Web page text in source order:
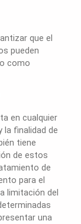
que el
pueden
como
en cualquier
la finalidad de
tiene
de estos
de
para el
limitación del
una